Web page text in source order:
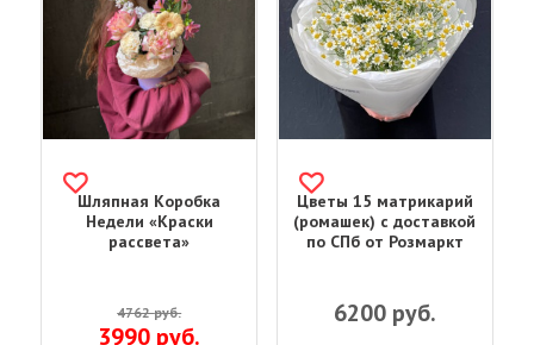
Шляпная Коробка
Недели «Краски
рассвета»
4762руб.
3990 руб.
Цветы 15 матрикарий
(ромашек) с доставкой
по СПб от Розмаркт
6200руб.